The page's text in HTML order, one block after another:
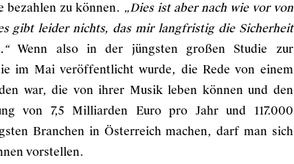
zu können. „Dies ist aber nach wie vor von
gibt leider nichts, das mir langfristig die Sicherheit
Wenn also in der jüngsten großen Studie zur
im Mai veröffentlicht wurde, die Rede von einem
war, die von ihrer Musik leben können und den
von 7,5 Milliarden Euro pro Jahr und 117.000
Branchen in Österreich machen, darf man sich
vorstellen.